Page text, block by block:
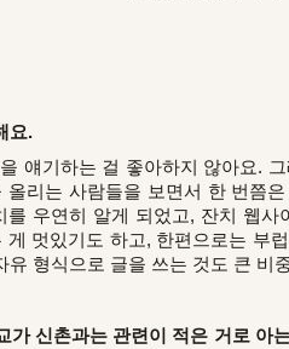
요.
얘기하는 걸 좋아하지 않아요.
리는 사람들을 보면서 한 번쯤
우연히 알게 되었고, 잔치 웹
멋있기도 하고, 한편으로는 부
형식으로 글을 쓰는 것도 큰 비
가 신촌과는 관련이 적은 거로 아